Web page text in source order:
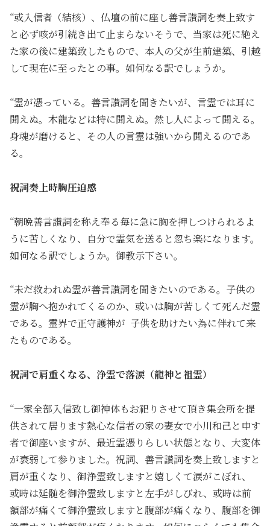
“或入信者（結核）、仏壇の前に座し善言讃詞を奏上致す
と必ず咳が引続き出て止まらないそうで、当家は死に絶え
た家の後に建築致したもので、本人の父が生前建築、引越
して現在に至ったとの事。如何なる訳でしょうか。
“霊が憑っている。善言讃詞を聞きたいが、言霊では耳に
聞えぬ。木龍などは特に聞えぬ。然し人によって聞える。
身魂が磨けると、その人の言霊は強いから聞えるのであ
る。
祝詞奏上時胸圧迫感
“朝晩善言讃詞を称え奉る毎に急に胸を押しつけられるよ
うに苦しくなり、自分で霊気を送ると忽ち楽になります。
如何なる訳でしょうか。御教示下さい。
“未だ救われぬ霊が善言讃詞を聞きたいのである。子供の
霊が胸へ抱かれてくるのか、或いは胸が苦しくて死んだ霊
である。霊界で正守護神が 子供を助けたい為に伴れて来
たものである。
祝詞で肩重くなる、浄霊で落涙（龍神と祖霊）
“一家全部入信致し御神体もお祀りさせて頂き集会所を提
供されて居ります熱心な信者の家の妻女で小川和己と申す
者で御座いますが、最近霊憑りらしい状態となり、大変体
が衰弱して参りました。祝詞、善言讃詞を奏上致しますと
肩が重くなり、御浄霊致しますと嬉しくて涙がこぼれ、
或時は延髄を御浄霊致しますと左手がしびれ、或時は前
額部が痛くて御浄霊致しますと腹部が痛くなり、腹部を御